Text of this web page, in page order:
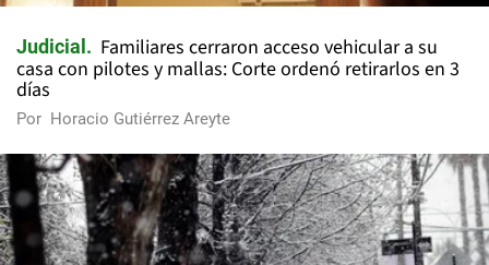
Judicial
Familiares cerraron acceso vehicular a su
casa con pilotes y mallas: Corte ordenó retirarlos en 3
días
Por Horacio Gutiérrez Areyte